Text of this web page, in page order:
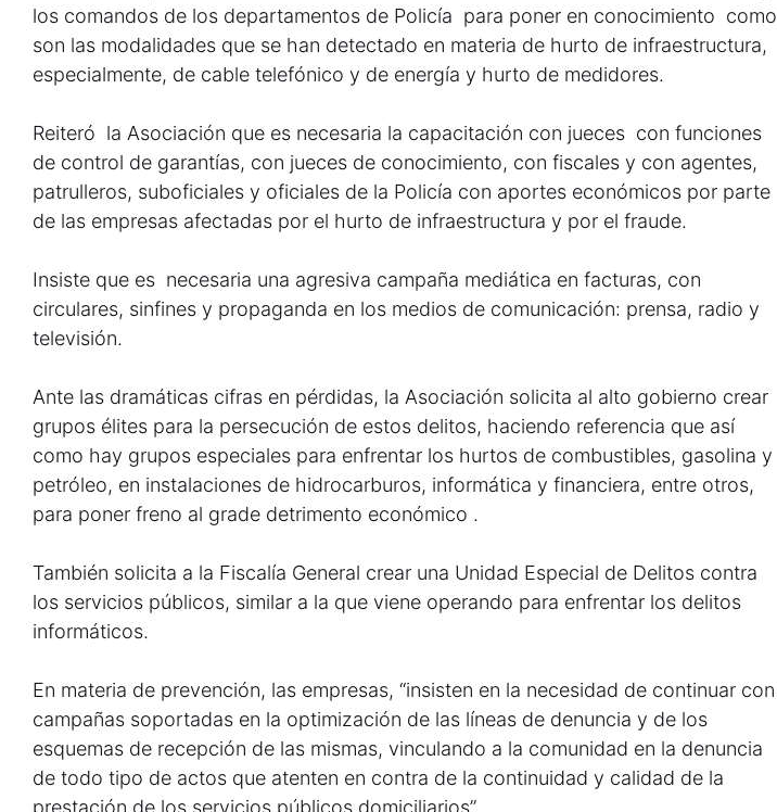
los comandos de los departamentos de Policía para poner en conocimiento como
son las modalidades que se han detectado en materia de hurto de infraestructura,
especialmente, de cable telefónico y de energía y hurto de medidores.
Reiteró la Asociación que es necesaria la capacitación con jueces con funciones
de control de garantías, con jueces de conocimiento, con fiscales y con agentes,
patrulleros, suboficiales y oficiales de la Policía con aportes económicos por parte
de las empresas afectadas por el hurto de infraestructura y por el fraude.
Insiste que es necesaria una agresiva campaña mediática en facturas, con
circulares, sinfines y propaganda en los medios de comunicación: prensa, radio y
televisión.
Ante las dramáticas cifras en pérdidas, la Asociación solicita al alto gobierno crear
grupos élites para la persecución de estos delitos, haciendo referencia que así
como hay grupos especiales para enfrentar los hurtos de combustibles, gasolina y
petróleo, en instalaciones de hidrocarburos, informática y financiera, entre otros,
para poner freno al grade detrimento económico .
También solicita a la Fiscalía General crear una Unidad Especial de Delitos contra
los servicios públicos, similar a la que viene operando para enfrentar los delitos
informáticos.
En materia de prevención, las empresas, “insisten en la necesidad de continuar con
campañas soportadas en la optimización de las líneas de denuncia y de los
esquemas de recepción de las mismas, vinculando a la comunidad en la denuncia
de todo tipo de actos que atenten en contra de la continuidad y calidad de la
prestación de los servicios públicos domiciliarios”.